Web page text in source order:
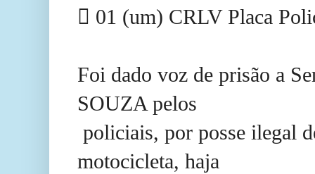
 01 (um) CRLV Placa
Foi dado voz de prisão a
SOUZA pelos
policiais, por posse ilegal
motocicleta, haja